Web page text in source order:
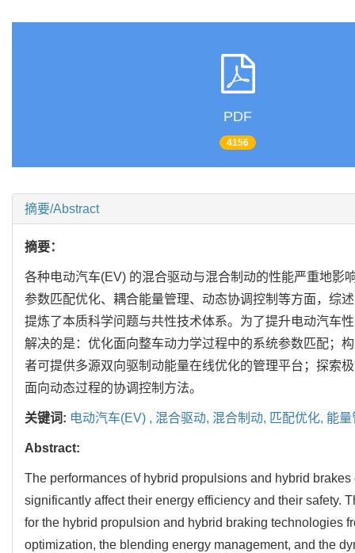
PDF
4156
摘要/Abstract
摘要：
各种电动汽车(EV) 的混合驱动与混合制动的性能严重地影
参数匹配优化、耦合能量管理、动态协调控制等方面，综
提炼了本质科学问题与共性技术体系。为了提升电动汽车
解决的是：优化面向整车动力学过程中的系统参数匹配；
者可提供多源双向驱制动能量在线优化的管理平台；探索
面向动态过程的协调控制方法。
关键词: 电动汽车(EV) , 混合驱动, 混合制动, 匹配优化, 能
Abstract:
The performances of hybrid propulsions and hybrid
significantly affect their energy efficiency and their safety.
for the hybrid propulsion and hybrid braking technologies
optimization, the blending energy management, and the